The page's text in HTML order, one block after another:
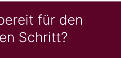
für den
Schritt?